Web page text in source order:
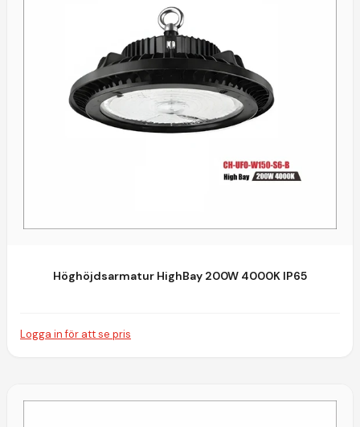
Höghöjdsarmatur HighBay 200W 4000K IP65
Logga in för att se pris